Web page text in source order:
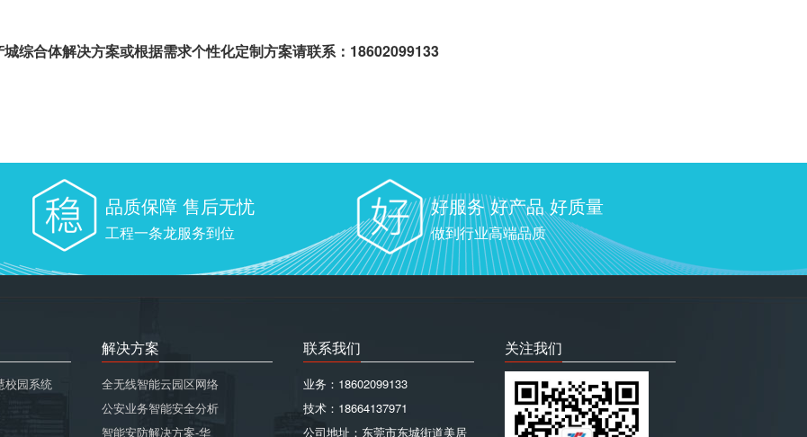
综合体解决方案或根据需求个性化定制方案请联系：18602099133
品质保障 售后无忧
工程一条龙服务到位
好服务 好产品 好质量
做到行业高端品质
校园系统
解决方案
全无线智能云园区网络
公安业务智能安全分析
智能安防解决方案-华
联系我们
业务：18602099133
技术：18664137971
公司地址：东莞市东城街道美居
关注我们